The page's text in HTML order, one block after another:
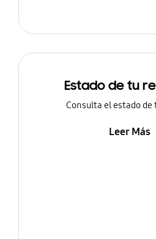
Estado de tu
Consulta el estado de
Leer Más